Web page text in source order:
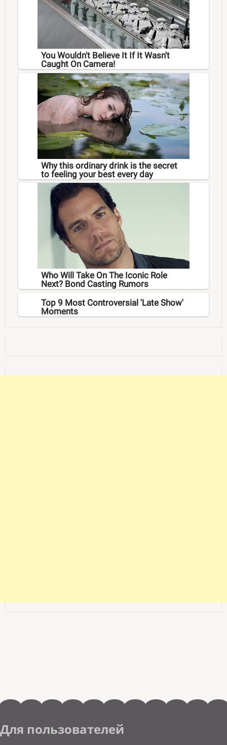
You Wouldn't Believe It If It Wasn't
Caught On Camera!
Why this ordinary drink is the secret
to feeling your best every day
Who Will Take On The Iconic Role
Next? Bond Casting Rumors
Top 9 Most Controversial 'Late Show'
Moments
Для пользователей